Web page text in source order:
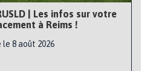
| Les infos sur votre
à Reims !
le 8 août 2026